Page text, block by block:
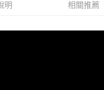
後付」時，將依據個別帳號之用戶狀況
明 相關推薦